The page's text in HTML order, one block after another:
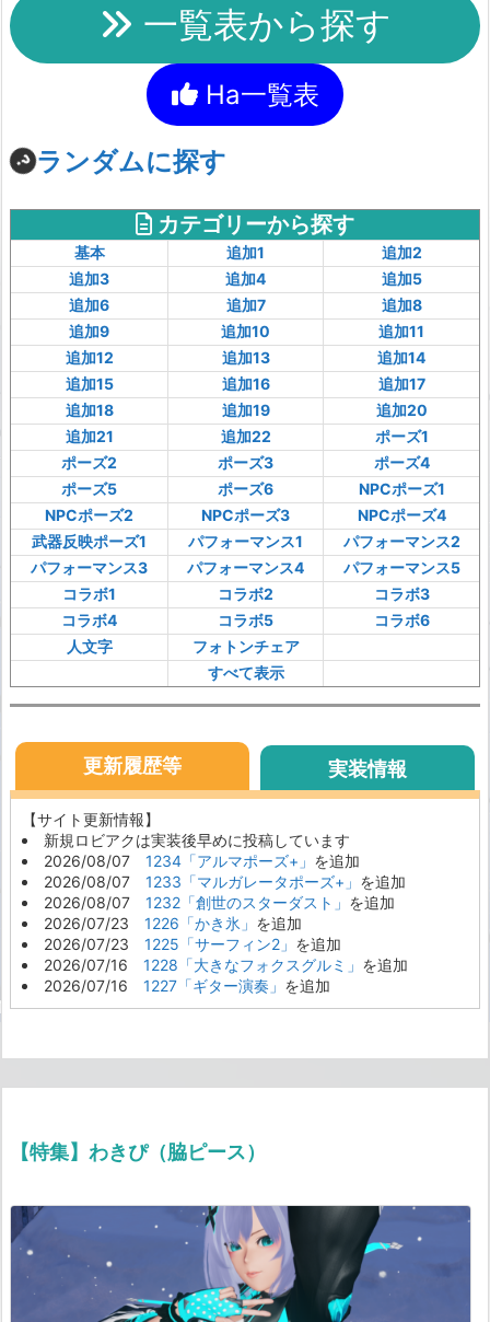
一覧表から探す
Ha一覧表
ランダムに探す
カテゴリーから探す
基本 追加1
追加2
追加3
追加4
追加5
追加6
追加7
追加8
追加9
追加10
追加11
追加12
追加13
追加14
追加15
追加16
追加17
追加18
追加19
追加20
追加21
追加22
ポーズ1
ポーズ2
ポーズ3
ポーズ4
ポーズ5
ポーズ6
NPCポーズ1
NPCポーズ2
NPCポーズ3
NPCポーズ4
武器反映ポーズ1
パフォーマンス1
パフォーマンス2
パフォーマンス3
パフォーマンス4
パフォーマンス5
コラボ1
コラボ2
コラボ3
コラボ4
コラボ5
コラボ6
人文字
フォトンチェア
すべて表示
更新履歴等 実装情報
【サイト更新情報】
新規ロビアクは実装後早めに投稿しています
2026/08/07 1234「アルマポーズ+」 を追加
2026/08/07 1233「マルガレータポーズ+」 を追加
2026/08/07 1232「創世のスターダスト」 を追加
2026/07/23 1226「かき氷」 を追加
2026/07/23 1225「サーフィン2」 を追加
2026/07/16 1228「大きなフォクスグルミ」 を追加
2026/07/16 1227「ギター演奏」 を追加
【特集】わきぴ（脇ピース）